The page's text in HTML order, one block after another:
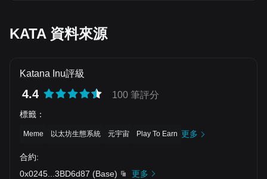
kurang bersamaan $120 – $180 nilai posisi pada harga
entri. Saiz ini memastikan jika SL terkena, kerugian terhad
TUP/USDT, HIPP/USDT, GEMS/USDT, BLS/USDT,
FORT/USDT, DUEL/USDT, PAW/USDT, XPLA/USDT,
KATA 資料來源
Katana Inu評級
4.4 100 筆評分
標籤 ：
Meme 以太坊生態系統 元宇宙 Play To Earn 更多
合約:
0x0245
3BD6d87 (Base)
更多